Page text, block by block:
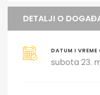
DETALJI O
DATUM I
subota 23.